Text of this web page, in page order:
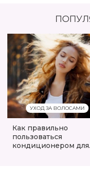
УХОД ЗА ВОЛОСАМИ
Как правильно
пользоваться
кондиционером для